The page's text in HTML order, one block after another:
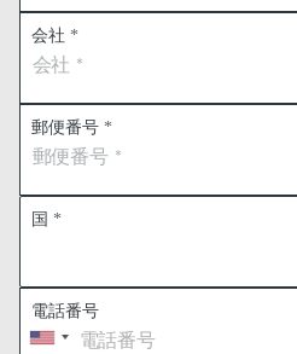
会社 *
郵便番号 *
国 *
電話番号